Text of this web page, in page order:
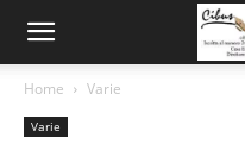
Home Varie
Varie